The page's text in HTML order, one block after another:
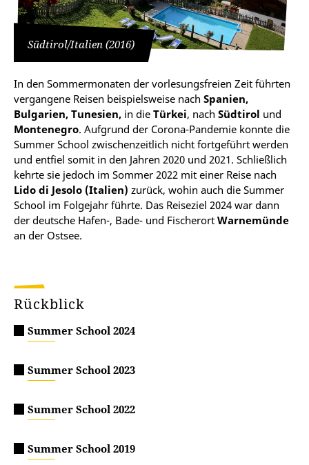
Südtirol/Italien (2016)
In den Sommermonaten der vorlesungsfreien Zeit führten
vergangene Reisen beispielsweise nach Spanien,
Bulgarien, Tunesien, in die Türkei, nach Südtirol und
Montenegro. Aufgrund der Corona-Pandemie konnte die
Summer School zwischenzeitlich nicht fortgeführt werden
und entfiel somit in den Jahren 2020 und 2021. Schließlich
kehrte sie jedoch im Sommer 2022 mit einer Reise nach
Lido di Jesolo (Italien) zurück, wohin auch die Summer
School im Folgejahr führte. Das Reiseziel 2024 war dann
der deutsche Hafen-, Bade- und Fischerort Warnemünde
an der Ostsee.
Rückblick
Summer School 2024
Summer School 2023
Summer School 2022
Summer School 2019